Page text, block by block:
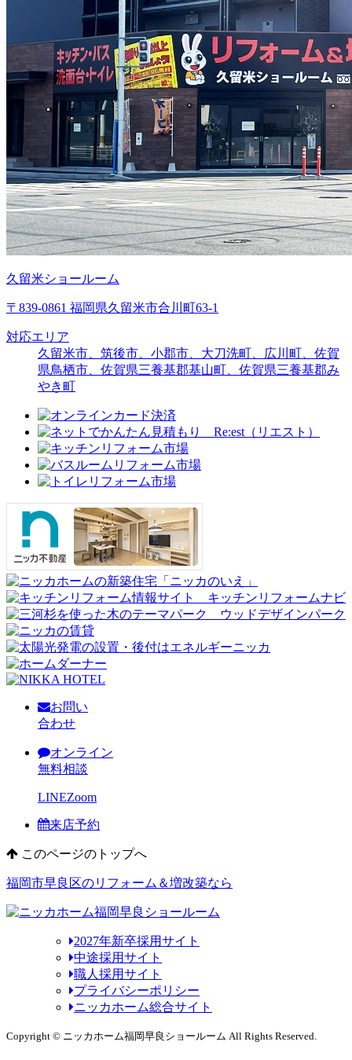
久留米ショールーム
〒839-0861 福岡県久留米市合川町63-1
対応エリア
久留米市、筑後市、小郡市、大刀洗町、広川町、佐賀
県鳥栖市、佐賀県三養基郡基山町、佐賀県三養基郡み
やき町
お問い
合わせ
オンライン
無料相談
LINEZoom
来店予約
このページのトップへ
福岡市早良区のリフォーム＆増改築なら
2027年新卒採用サイト
中途採用サイト
職人採用サイト
プライバシーポリシー
ニッカホーム総合サイト
Copyright © ニッカホーム福岡早良ショールーム All Rights Reserved.